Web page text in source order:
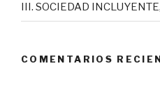
III. SOCIEDAD
COMENTARIOS